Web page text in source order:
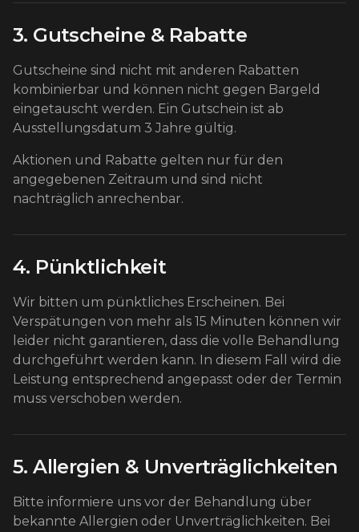
3. Gutscheine & Rabatte
Gutscheine sind nicht mit anderen Rabatten
kombinierbar und können nicht gegen Bargeld
eingetauscht werden. Ein Gutschein ist ab
Ausstellungsdatum 3 Jahre gültig.
Aktionen und Rabatte gelten nur für den
angegebenen Zeitraum und sind nicht
nachträglich anrechenbar.
4. Pünktlichkeit
Wir bitten um pünktliches Erscheinen. Bei
Verspätungen von mehr als 15 Minuten können wir
leider nicht garantieren, dass die volle Behandlung
durchgeführt werden kann. In diesem Fall wird die
Leistung entsprechend angepasst oder der Termin
muss verschoben werden.
5. Allergien & Unverträglichkeiten
Bitte informiere uns vor der Behandlung über
bekannte Allergien oder Unverträglichkeiten. Bei